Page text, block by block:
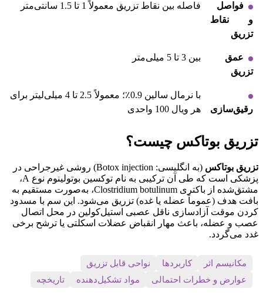
فواصل
و نقاط
تزریق
فاصله بین نقاط تزریق معمولاً 1 تا 1.5 سانتی‌متر
عمق
تزریق
بین 3 تا 5 میلی‌متر
رقیق‌سازی
با نرمال سالین 0.9٪؛ معمولاً 2.5 تا 4 میلی‌لیتر برای
هر ویال 100 واحدی
تزریق بوتاکس چیست؟
تزریق بوتاکس
(به انگلیسی: Botox injection) روشی غیرجراحی در
پزشکی است که طی آن ترکیبی به نام توکسین بوتولینوم نوع A،
مشتق‌شده از باکتری Clostridium botulinum، به‌صورت مستقیم به
بافت هدف (عموماً عضله یا غده) تزریق می‌شود. این سم با مسدود
کردن موقت آزادسازی ناقل عصبی استیل‌کولین در محل اتصال
عصب و عضله، باعث مهار انقباض عضلات اسکلتی یا ترشح برخی
غدد می‌گردد.
مکانیسم اثر کاربردها
نواحی قابل تزریق
عوارض و خطرات احتمالی
مواد تشکیل‌دهنده تاریخچه